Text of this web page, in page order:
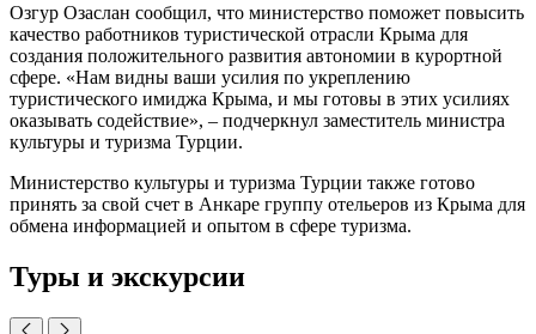
Озгур Озаслан сообщил, что министерство поможет повысить
качество работников туристической отрасли Крыма для
создания положительного развития автономии в курортной
сфере. «Нам видны ваши усилия по укреплению
туристического имиджа Крыма, и мы готовы в этих усилиях
оказывать содействие», – подчеркнул заместитель министра
культуры и туризма Турции.
Министерство культуры и туризма Турции также готово
принять за свой счет в Анкаре группу отельеров из Крыма для
обмена информацией и опытом в сфере туризма.
Туры и экскурсии